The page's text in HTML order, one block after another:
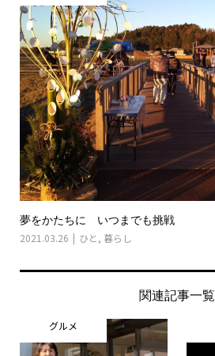
夢をかたちに いつまでも挑戦
2021.03.26 ひと , 暮らし
関連記事一覧
グルメ